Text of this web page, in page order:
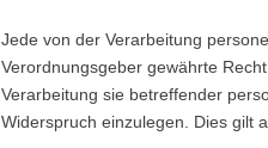
Jede von der Verarbeitung
Verordnungsgeber gewährte
Verarbeitung sie betreffender
Widerspruch einzulegen. Dies gilt